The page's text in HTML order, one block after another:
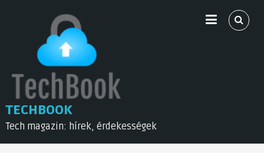
TECHBOOK
Tech magazin: hírek, érdekességek